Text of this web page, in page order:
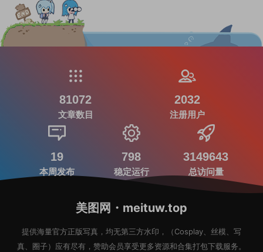
81072
文章数目
2032
注册用户
19
本周发布
798
稳定运行
3149643
总访问量
美图网・meituw.top
提供海量官方正版写真，均无第三方水印，（Cosplay、丝模、写
真、圈子）应有尽有，赞助会员享受更多资源和合集打包下载服务。